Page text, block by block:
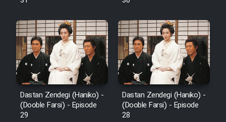
Jahanami (Dooble Farsi)
Film Dastbord Be Bank (Dooble
Farsi)
Film Alpagoor (Dooble Farsi)
Film Herfeyi (Dooble Farsi)
Dastan Zendegi (Haniko) -
(Dooble Farsi) - Episode
29
Dastan Zendegi (Haniko) -
(Dooble Farsi) - Episode
28